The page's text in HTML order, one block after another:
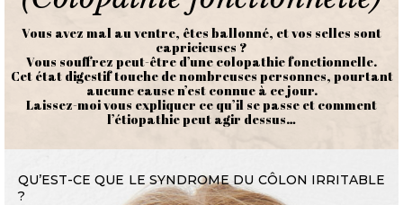
Vous avez mal au ventre, êtes ballonné, et vos selles sont
capricieuses ?
Vous souffrez peut-être d’une colopathie fonctionnelle.
Cet état digestif touche de nombreuses personnes, pourtant
aucune cause n’est connue à ce jour.
Laissez-moi vous expliquer ce qu’il se passe et comment
l’étiopathie peut agir dessus…
QU’EST-CE QUE LE SYNDROME DU CÔLON IRRITABLE
?